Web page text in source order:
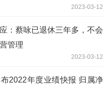
2023-03-12
：蔡咏已退休三年多，不会
管理
2023-03-12
2022年度业绩快报 归属净